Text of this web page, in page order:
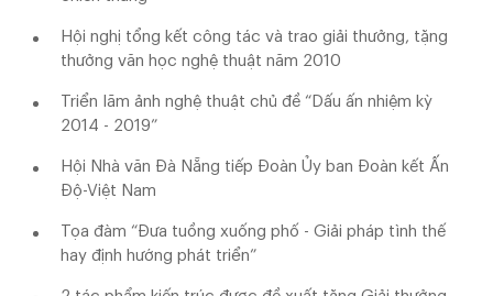
Hội nghị tổng kết công tác và trao giải thưởng, tặng
thưởng văn học nghệ thuật năm 2010
Triển lãm ảnh nghệ thuật chủ đề “Dấu ấn nhiệm kỳ
2014 - 2019”
Hội Nhà văn Đà Nẵng tiếp Đoàn Ủy ban Đoàn kết Ấn
Độ-Việt Nam
Tọa đàm “Đưa tuồng xuống phố - Giải pháp tình thế
hay định hướng phát triển”